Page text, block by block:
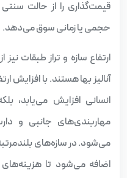
قیمت‌گذاری را از حالت سنتی
حجمی یا زمانی سوق می‌دهد.
ارتفاع سازه و تراز طبقات نیز
آنالیز بها هستند. با افزایش
انسانی افزایش می‌یابد،
مهاربندی‌های جانبی و
می‌شود. در سازه‌های بلندمرتبه،
اضافه می‌شود تا هزینه‌های